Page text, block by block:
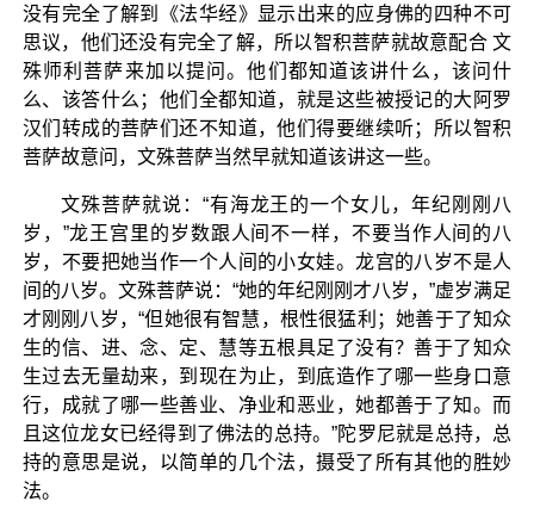
没有完全了解到《法华经》显示出来的应身佛的四种不可
思议，他们还没有完全了解，所以智积菩萨就故意配合 文
殊师利菩萨来加以提问。他们都知道该讲什么，该问什
么、该答什么；他们全都知道，就是这些被授记的大阿罗
汉们转成的菩萨们还不知道，他们得要继续听；所以智积
菩萨故意问，文殊菩萨当然早就知道该讲这一些。
文殊菩萨就说：“有海龙王的一个女儿，年纪刚刚八
岁，”龙王宫里的岁数跟人间不一样，不要当作人间的八
岁，不要把她当作一个人间的小女娃。龙宫的八岁不是人
间的八岁。文殊菩萨说：“她的年纪刚刚才八岁，”虚岁满足
才刚刚八岁，“但她很有智慧，根性很猛利；她善于了知众
生的信、进、念、定、慧等五根具足了没有？善于了知众
生过去无量劫来，到现在为止，到底造作了哪一些身口意
行，成就了哪一些善业、净业和恶业，她都善于了知。而
且这位龙女已经得到了佛法的总持。”陀罗尼就是总持，总
持的意思是说，以简单的几个法，摄受了所有其他的胜妙
法。